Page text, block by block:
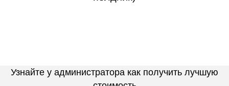
Узнайте у администратора как получить лучшую